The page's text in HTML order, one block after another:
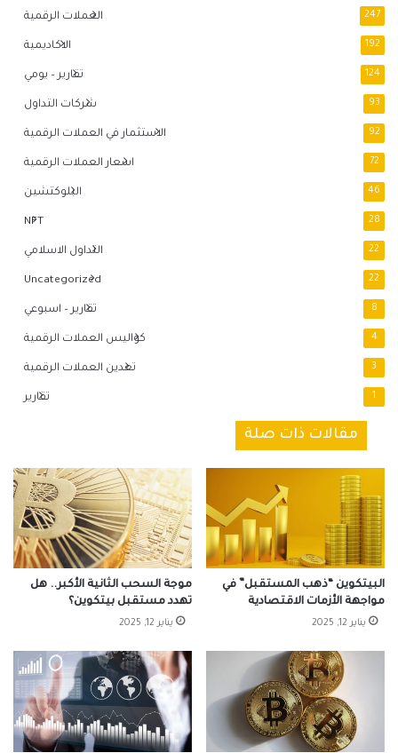
العملات الرقمية 247
الاكاديمية 192
تقارير – يومي 124
شركات التداول 93
الاستثمار في العملات الرقمية 92
اسعار العملات الرقمية 72
البلوكتشين 46
NFT 28
التداول الاسلامي 22
Uncategorized 22
تقارير – اسبوعي 8
كواليس العملات الرقمية 4
تعدين العملات الرقمية 3
تقارير 1
مقالات ذات صلة
موجة السحب الثانية الأكبر.. هل
تهدد مستقبل بيتكوين؟
يناير 12, 2025
البيتكوين “ذهب المستقبل” في
مواجهة الأزمات الاقتصادية
يناير 12, 2025